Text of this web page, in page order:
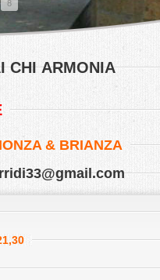
8
CHI ARMONIA
& BRIANZA